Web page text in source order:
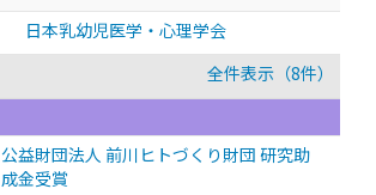
日本乳幼児医学・心理学会
全件表示（8件）
公益財団法人 前川ヒトづくり財団 研究助
成金受賞